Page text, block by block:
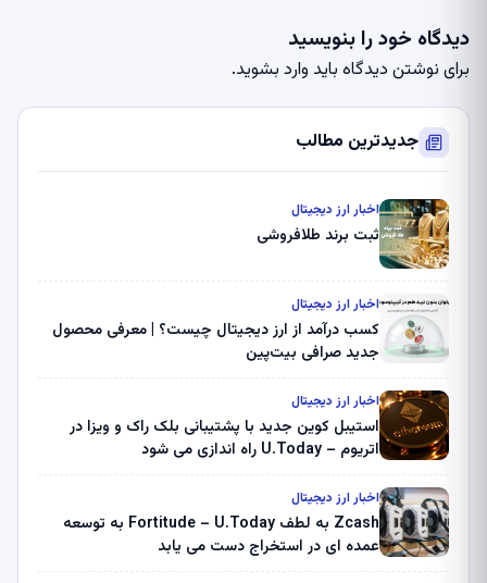
دیدگاه خود را بنویسید
برای نوشتن دیدگاه باید وارد بشوید.
جدیدترین مطالب
اخبار ارز دیجیتال
ثبت برند طلافروشی
اخبار ارز دیجیتال
کسب درآمد از ارز دیجیتال چیست؟ | معرفی محصول
جدید صرافی بیت‌پین
اخبار ارز دیجیتال
استیبل کوین جدید با پشتیبانی بلک راک و ویزا در
اتریوم – U.Today راه اندازی می شود
اخبار ارز دیجیتال
Zcash به لطف Fortitude – U.Today به توسعه
عمده ای در استخراج دست می یابد